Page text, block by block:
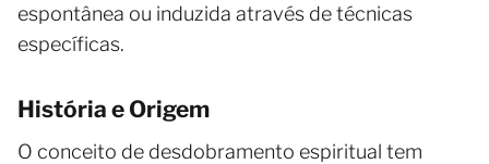
espontânea ou induzida através de técnicas
específicas.
História e Origem
O conceito de desdobramento espiritual tem